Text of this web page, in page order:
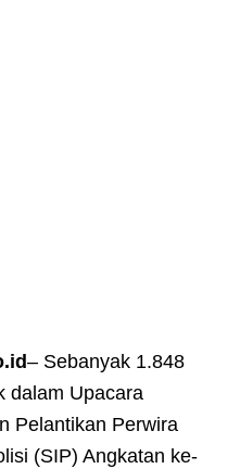
– Sebanyak 1.848
dalam Upacara
Pelantikan Perwira
(SIP) Angkatan ke-